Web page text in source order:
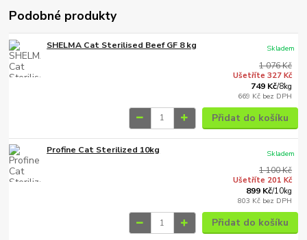
Podobné produkty
SHELMA Cat Sterilised Beef GF 8 kg
1 076 Kč
Ušetříte 327 Kč
749 Kč/8kg
669 Kč bez DPH
Skladem
Přidat do košíku
Profine Cat Sterilized 10kg
1 100 Kč
Ušetříte 201 Kč
899 Kč/10kg
803 Kč bez DPH
Skladem
Přidat do košíku